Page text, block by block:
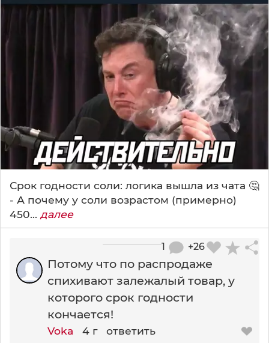
Срок годности соли: логика вышла из чата 🤔
- А почему у соли возрастом (примерно)
450... далее
+26
1
Потому что по распродаже
спихивают залежалый товар, у
которого срок годности
кончается!
Voka 4 г ответить